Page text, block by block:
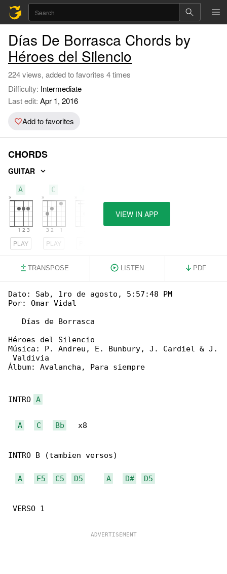
Días De Borrasca Chords by
Héroes del Silencio
224 views, added to favorites 4 times
Difficulty: Intermediate
Last edit: Apr 1, 2016
Add to favorites
CHORDS
GUITAR
A
PLAY
C
PLAY
VIEW IN APP
TRANSPOSE LISTEN PDF
Dato: Sab, 1ro de agosto, 5:57:48 PM
Por: Omar Vidal
   Días de Borrasca
Héroes del Silencio
Música: P. Andreu, E. Bunbury, J. Cardiel & J.
Valdivia
Álbum: Avalancha, Para siempre
INTRO A
A C Bb
   x8
INTRO B (tambien versos)
A F5 C5 D5 A D# D5
VERSO 1